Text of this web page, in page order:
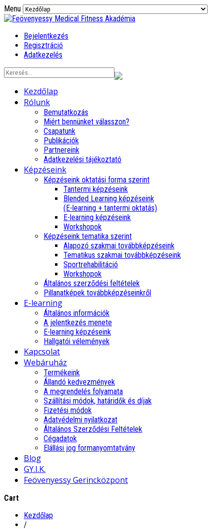
Menu
Bejelentkezés
Regisztráció
Adatkezelés
Kezdőlap
Rólunk
Bemutatkozás
Miért bennünket válasszon?
Csapatunk
Publikációk
Partnereink
Adatkezelési tájékoztató
Képzéseink
Képzéseink oktatási forma szerint
Tantermi képzéseink
Blended Learning képzéseink
(E-learning + tantermi oktatás)
E-learning képzéseink
Workshopok
Képzéseink tematika szerint
Alapozó szakmai továbbképzéseink
Tematikus szakmai továbbképzéseink
Sportrehabilitáció
Workshopok
Általános szerződési feltételek
Pillanatképek továbbképzéseinkről
E-learning
Általános információk
A jelentkezés menete
E-learning képzéseink
Hallgatói vélemények
Kapcsolat
Webáruház
Termékeink
Állandó kedvezmények
A megrendelés folyamata
Szállítási módok, határidők és díjak
Fizetési módok
Adatvédelmi nyilatkozat
Általános Szerződési Feltételek
Cégadatok
Elállási jog formanyomtatvány
Blog
GY.I.K.
Feövenyessy Gerincközpont
Cart
Kezdőlap
/